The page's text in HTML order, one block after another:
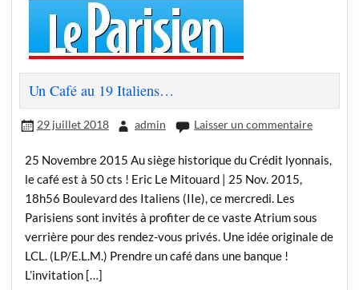
Un Café au 19 Italiens…
29 juillet 2018 admin Laisser un commentaire
25 Novembre 2015 Au siège historique du Crédit lyonnais,
le café est à 50 cts ! Eric Le Mitouard | 25 Nov. 2015,
18h56 Boulevard des Italiens (IIe), ce mercredi. Les
Parisiens sont invités à profiter de ce vaste Atrium sous
verrière pour des rendez-vous privés. Une idée originale de
LCL. (LP/E.L.M.) Prendre un café dans une banque !
L’invitation […]